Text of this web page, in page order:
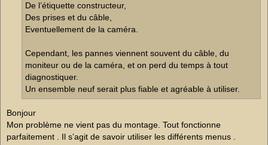
De l’étiquette constructeur,
Des prises et du câble,
Eventuellement de la caméra.
Cependant, les pannes viennent souvent du câble, du
moniteur ou de la caméra, et on perd du temps à tout
diagnostiquer.
Un ensemble neuf serait plus fiable et agréable à utiliser.
Bonjour
Mon problème ne vient pas du montage. Tout fonctionne
parfaitement . Il s’agit de savoir utiliser les différents menus .